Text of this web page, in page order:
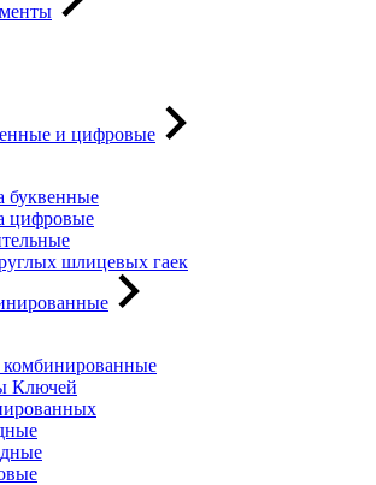
и цифровые
буквенные
цифровые
шлицевых гаек
Ключей